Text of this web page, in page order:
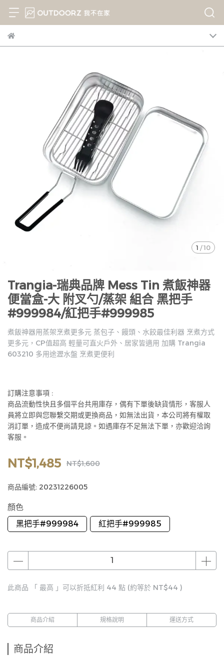
1 /10
Trangia-瑞典品牌 Mess Tin 煮飯神器
便當盒-大 附叉勺/蒸架 組合 黑把手
#999984/紅把手#999985
煮飯神器用蒸架烹煮更多元 蒸包子、饅頭、水餃最佳利器 烹煮方式
更多元，CP值超高 輕量可直火戶外、居家皆適用 加購 Trangia
603210 多用途瀝水盤 烹煮更便利
訂購注意事項 :
商品流動性快且多個平台共用庫存，偶有下單後缺貨情形，客服人
員將立即與您聯繫交期或更換商品，如無法出貨，本公司將有權取
消訂單，造成不便尚請見諒。如遇庫存不足無法下單，亦歡迎洽詢
客服。
NT$1,485 NT$1,600
商品編號: 20231226005
顏色
黑把手#999984
紅把手#999985
此商品 「 最高 」可以折抵紅利 44 點 (約等於 NT$44 )
商品介紹 規格說明 運送方式
商品介紹